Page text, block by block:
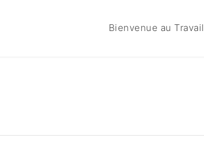
Bienvenue au Travail